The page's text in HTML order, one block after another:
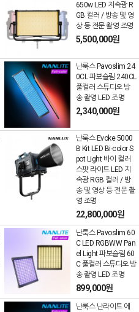
650w LED 지속광 R
GB 컬러 / 방송 및 영
상 등 전문 촬영 조명
5,500,000원
난룩스 Pavoslim 24
0CL 파보슬림 240CL
풀컬러 스튜디오 방
송 촬영 LED 조명
2,340,000원
난룩스 Evoke 5000
B Kit LED Bi-color S
pot Light 바이 컬러
스팟 라이트 LED 지
속광 RGB 컬러 / 방
송 및 영상 등 전문 촬
영 조명
22,800,000원
난룩스 Pavoslim 60
C LED RGBWW Pan
el Light 파보슬림 60
C 풀컬러 스튜디오 방
송 촬영 LED 조명
899,000원
난룩스 난라이트 에